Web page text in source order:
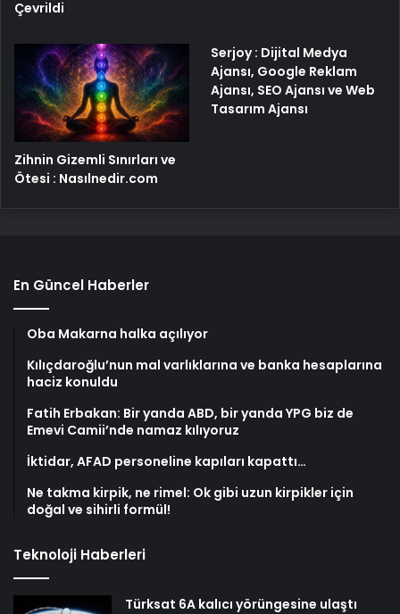
Çevrildi
Zihnin Gizemli Sınırları ve
Ötesi : Nasılnedir.com
Serjoy : Dijital Medya
Ajansı, Google Reklam
Ajansı, SEO Ajansı ve Web
Tasarım Ajansı
En Güncel Haberler
Oba Makarna halka açılıyor
Kılıçdaroğlu’nun mal varlıklarına ve banka hesaplarına
haciz konuldu
Fatih Erbakan: Bir yanda ABD, bir yanda YPG biz de
Emevi Camii’nde namaz kılıyoruz
İktidar, AFAD personeline kapıları kapattı…
Ne takma kirpik, ne rimel: Ok gibi uzun kirpikler için
doğal ve sihirli formül!
Teknoloji Haberleri
Türksat 6A kalıcı yörüngesine ulaştı